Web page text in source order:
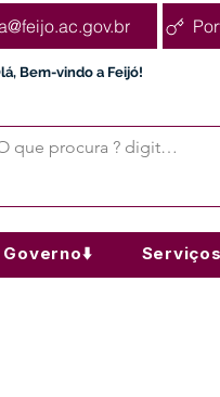
Bem-vindo a Feijó!
Governo⬇️